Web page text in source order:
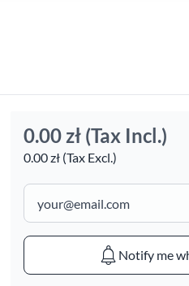
0.00 zł (Tax Incl.)
0.00 zł (Tax Excl.)
Notify me